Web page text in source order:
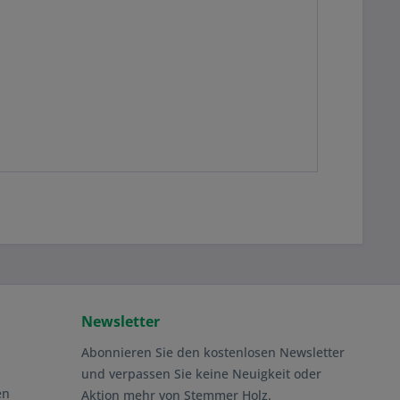
Newsletter
Abonnieren Sie den kostenlosen Newsletter
und verpassen Sie keine Neuigkeit oder
Aktion mehr von Stemmer Holz.